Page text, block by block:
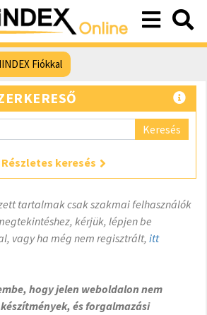
Fiókkal
Keresés
Részletes keresés
tartalmak csak szakmai felhasználók
kérjük, lépjen be
vagy ha még nem regisztrált, itt
hogy jelen weboldalon nem
és forgalmazási